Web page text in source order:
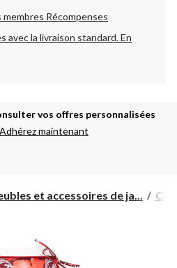
Récompenses
avec la livraison standard.En
vos offres personnalisées
Adhérez maintenant
et accessoires de ja...